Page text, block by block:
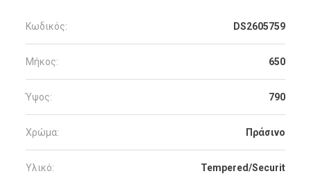
Κωδικός: DS2605759
Μήκος: 650
Ύψος: 790
Χρώμα: Πράσινο
Υλικό: Tempered/Securit